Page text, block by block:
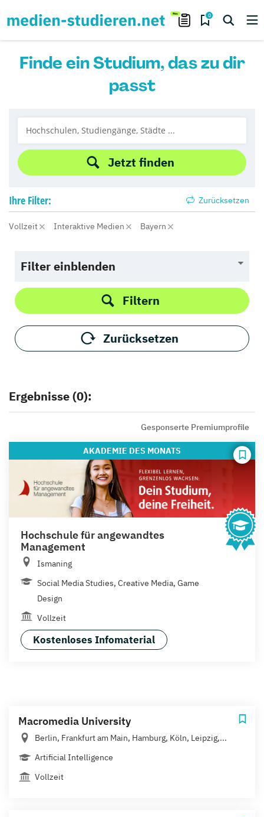
0
Finde ein Studium, das zu dir
passt
Jetzt finden
Ihre Filter: Zurücksetzen
Vollzeit Interaktive Medien Bayern
Filter einblenden
Filtern
Zurücksetzen
Ergebnisse (0):
Gesponserte Premiumprofile
AKADEMIE DES MONATS
Hochschule für angewandtes
Management
Ismaning
Social Media Studies, Creative Media, Game
Design
Vollzeit
Kostenloses Infomaterial
Macromedia University
Berlin, Frankfurt am Main, Hamburg, Köln, Leipzig,...
Artificial Intelligence
Vollzeit